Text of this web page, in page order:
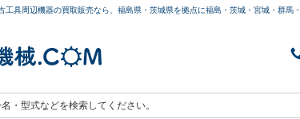
具周辺機器の買取販売なら、福島県・茨城県を拠点に福島・茨城・宮城・群馬